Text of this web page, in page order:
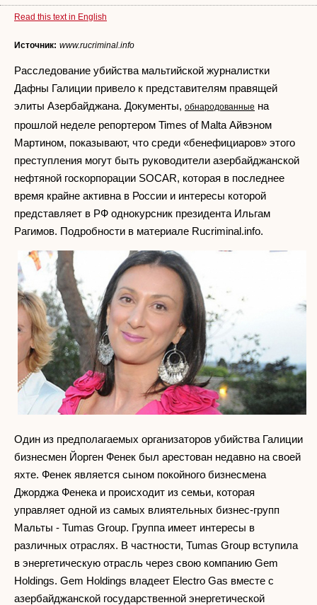
Read this text in English
Источник: www.rucriminal.info
Расследование убийства мальтийской журналистки
Дафны Галиции привело к представителям правящей
элиты Азербайджана. Документы, обнародованные на
прошлой неделе репортером Times of Malta Айвэном
Мартином, показывают, что среди «бенефициаров» этого
преступления могут быть руководители азербайджанской
нефтяной госкорпорации SOCAR, которая в последнее
время крайне активна в России и интересы которой
представляет в РФ однокурсник президента Ильгам
Рагимов. Подробности в материале Rucriminal.info.
Один из предполагаемых организаторов убийства Галиции
бизнесмен Йорген Фенек был арестован недавно на своей
яхте. Фенек является сыном покойного бизнесмена
Джорджа Фенека и происходит из семьи, которая
управляет одной из самых влиятельных бизнес-групп
Мальты - Tumas Group. Группа имеет интересы в
различных отраслях. В частности, Tumas Group вступила
в энергетическую отрасль через свою компанию Gem
Holdings. Gem Holdings владеет Electro Gas вместе с
азербайджанской государственной энергетической